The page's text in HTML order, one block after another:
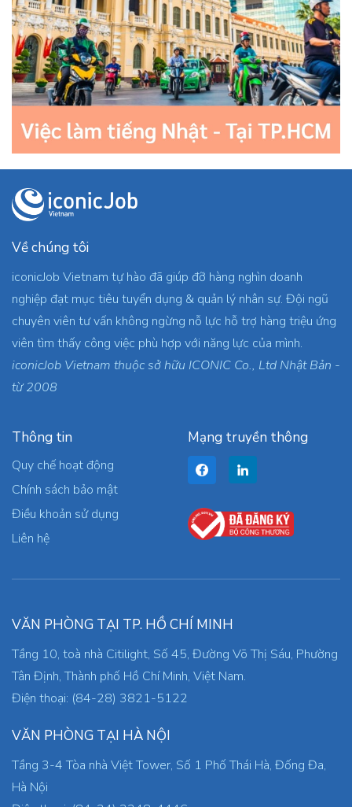
Về chúng tôi
iconicJob Vietnam tự hào đã giúp đỡ hàng nghìn doanh
nghiệp đạt mục tiêu tuyển dụng & quản lý nhân sự. Đội ngũ
chuyên viên tư vấn không ngừng nỗ lực hỗ trợ hàng triệu ứng
viên tìm thấy công việc phù hợp với năng lực của mình.
iconicJob Vietnam thuộc sở hữu ICONIC Co., Ltd Nhật Bản -
từ 2008
Thông tin
Quy chế hoạt động
Chính sách bảo mật
Điều khoản sử dụng
Liên hệ
Mạng truyền thông
VĂN PHÒNG TẠI TP. HỒ CHÍ MINH
Tầng 10, toà nhà Citilight, Số 45, Đường Võ Thị Sáu, Phường
Tân Định, Thành phố Hồ Chí Minh, Việt Nam.
Điện thoại: (84-28) 3821-5122
VĂN PHÒNG TẠI HÀ NỘI
Tầng 3-4 Tòa nhà Việt Tower, Số 1 Phố Thái Hà, Đống Đa,
Hà Nội